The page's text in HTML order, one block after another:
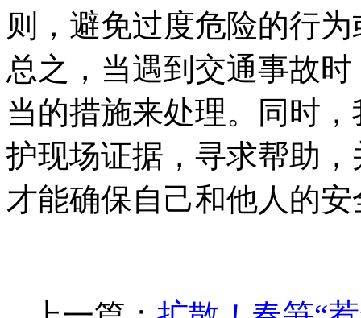
则，避免过度危险的行
总之，当遇到交通事故
当的措施来处理。同时
护现场证据，寻求帮助
才能确保自己和他人的